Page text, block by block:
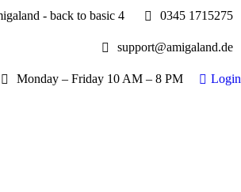
- back to basic 4 0345 1715275
support@amigaland.de
Monday – Friday 10 AM – 8 PM Login